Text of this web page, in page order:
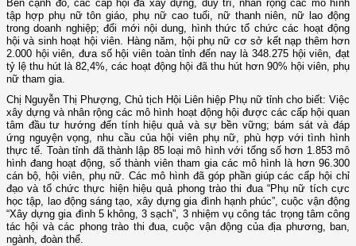
Bên cạnh đó, các cấp hội đã xây dựng, duy trì, nhân rộng các mô hình
tập hợp phụ nữ tôn giáo, phụ nữ cao tuổi, nữ thanh niên, nữ lao động
trong doanh nghiệp; đổi mới nội dung, hình thức tổ chức các hoạt động
hội và sinh hoạt hội viên. Hàng năm, hội phụ nữ cơ sở kết nạp thêm hơn
2.000 hội viên, đưa số hội viên toàn tỉnh đến nay là 348.275 hội viên, đạt
tỷ lệ thu hút là 82,4%, các hoạt động hội đã thu hút hơn 90% hội viên, phụ
nữ tham gia.
Chị Nguyễn Thị Phượng, Chủ tịch Hội Liên hiệp Phụ nữ tỉnh cho biết: Việc
xây dựng và nhân rộng các mô hình hoạt động hội được các cấp hội quan
tâm đầu tư hướng đến tính hiệu quả và sự bền vững; bám sát và đáp
ứng nguyện vọng, nhu cầu của hội viên phụ nữ, phù hợp với tình hình
thực tế. Toàn tỉnh đã thành lập 85 loại mô hình với tổng số hơn 1.853 mô
hình đang hoạt động, số thành viên tham gia các mô hình là hơn 96.300
cán bộ, hội viên, phụ nữ. Các mô hình đã góp phần giúp các cấp hội chỉ
đạo và tổ chức thực hiện hiệu quả phong trào thi đua “Phụ nữ tích cực
học tập, lao động sáng tạo, xây dựng gia đình hạnh phúc”, cuộc vận động
“Xây dựng gia đình 5 không, 3 sạch”, 3 nhiệm vụ công tác trọng tâm công
tác hội và các phong trào thi đua, cuộc vận động của địa phương, ban,
ngành, đoàn thể.